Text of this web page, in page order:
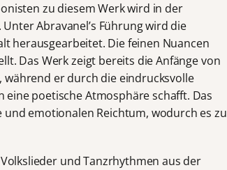
zu diesem Werk wird in der
Abravanel’s Führung wird die
herausgearbeitet. Die feinen Nuancen
Das Werk zeigt bereits die Anfänge von
während er durch die eindrucksvolle
poetische Atmosphäre schafft. Das
emotionalen Reichtum, wodurch es zu
und Tanzrhythmen aus der